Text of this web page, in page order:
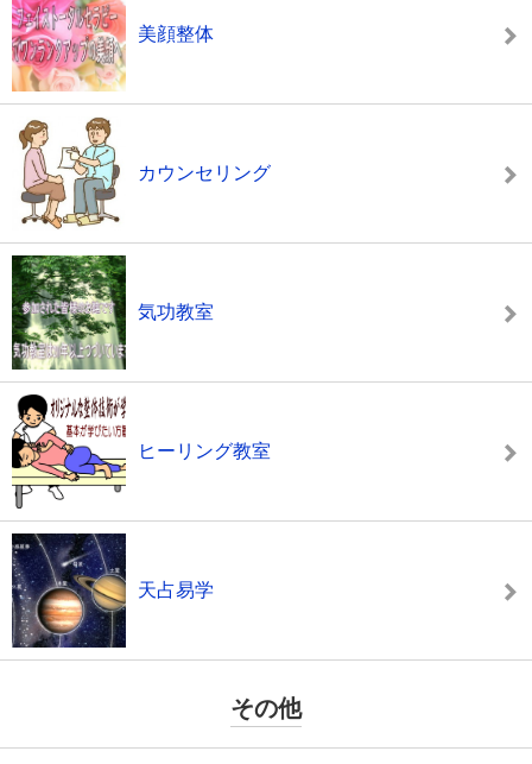
美顔整体
カウンセリング
気功教室
ヒーリング教室
天占易学
その他